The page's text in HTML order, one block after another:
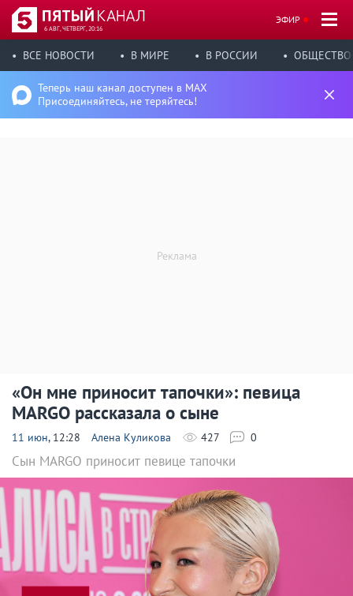
6 АВГ, ЧЕТВЕРГ, 20:16
ЭФИР
ВСЕ НОВОСТИ В МИРЕ В РОССИИ ОБЩЕСТВО
Теперь наш канал доступен в MAX
Присоединяйтесь, не теряйтесь!
«Он мне приносит тапочки»: певица
MARGO рассказала о сыне
11 июн, 12:28 Алена Куликова 427 0
Сын MARGO приносит певице тапочки